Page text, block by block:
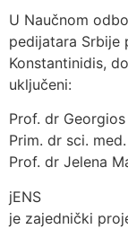
U Naučnom
pedijatara Srbije
Konstantinidis,
uključeni:
Prof. dr
Prim. dr sci.
Prof. dr Jelena
jENS
je zajednički